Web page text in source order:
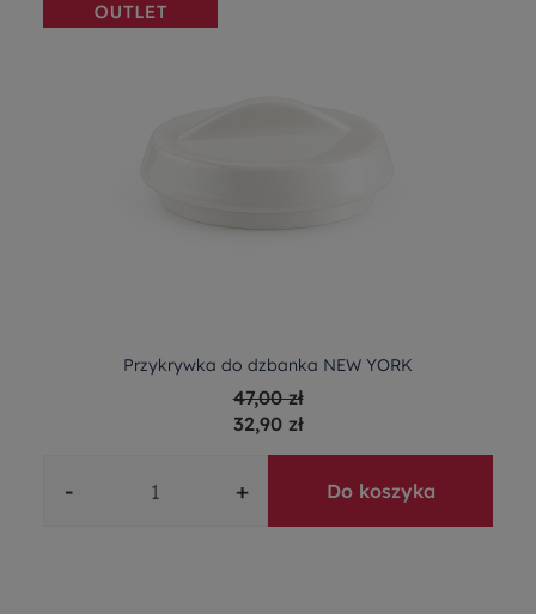
Przykrywka do dzbanka NEW YORK
47,00 zł
32,90 zł
- + Do koszyka